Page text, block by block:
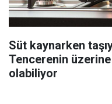
Süt kaynarken
Tencerenin
olabiliyor